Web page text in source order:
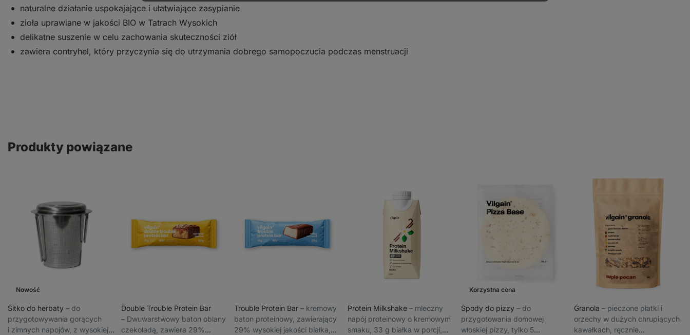
naturalne działanie uspokajające i ułatwiające zasypianie
zioła uprawiane w jakości BIO w Tatrach Wysokich
delikatne suszenie w celu zachowania skuteczności ziół
zawiera contryhel, który przyczynia się do utrzymania dobrego samopoczucia podczas menstruacji
Produkty powiązane
Nowość
Sitko do herbaty ⁠–⁠ do
przygotowywania gorących
i zimnych napojów, z wysokiej
Double Trouble Protein Bar
⁠–⁠ Dwuwarstwowy baton oblany
czekoladą, zawiera 29%
Trouble Protein Bar⁠–⁠ kremowy
baton proteinowy, zawierający
29% wysokiej jakości białka,
Protein Milkshake ⁠–⁠ mleczny
napój proteinowy o kremowym
smaku, 33 g białka w porcji,
Korzystna cena
Spody do pizzy ⁠–⁠ do
przygotowania domowej
włoskiej pizzy, tylko 5
Granola⁠–⁠ pieczone płatki i
orzechy w dużych chrupiących
kawałkach, ręcznie